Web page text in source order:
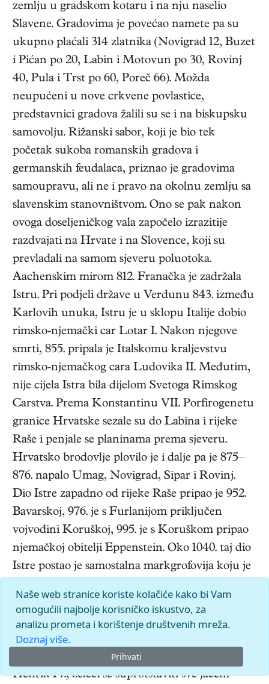
zemlju u gradskom kotaru i na nju naselio
Slavene. Gradovima je povećao namete pa su
ukupno plaćali 314 zlatnika (Novigrad 12, Buzet
i Pićan po 20, Labin i Motovun po 30, Rovinj
40, Pula i Trst po 60, Poreč 66). Možda
neupućeni u nove crkvene povlastice,
predstavnici gradova žalili su se i na biskupsku
samovolju. Rižanski sabor, koji je bio tek
početak sukoba romanskih gradova i
germanskih feudalaca, priznao je gradovima
samoupravu, ali ne i pravo na okolnu zemlju sa
slavenskim stanovništvom. Ono se pak nakon
ovoga doseljeničkog vala započelo izrazitije
razdvajati na Hrvate i na Slovence, koji su
prevladali na samom sjeveru poluotoka.
Aachenskim mirom 812. Franačka je zadržala
Istru. Pri podjeli države u Verdunu 843. između
Karlovih unuka, Istru je u sklopu Italije dobio
rimsko-njemački car Lotar I. Nakon njegove
smrti, 855. pripala je Italskomu kraljevstvu
rimsko-njemačkog cara Ludovika II. Međutim,
nije cijela Istra bila dijelom Svetoga Rimskog
Carstva. Prema Konstantinu VII. Porfirogenetu
granice Hrvatske sezale su do Labina i rijeke
Raše i penjale se planinama prema sjeveru.
Hrvatsko brodovlje plovilo je i dalje pa je 875–
876. napalo Umag, Novigrad, Sipar i Rovinj.
Dio Istre zapadno od rijeke Raše pripao je 952.
Bavarskoj, 976. je s Furlanijom priključen
vojvodini Koruškoj, 995. je s Koruškom pripao
njemačkoj obitelji Eppenstein. Oko 1040. taj dio
Istre postao je samostalna markgrofovija koju je
koruške vojvode, 1050. dao u feud Ulriku I. iz
kuće Weimar-Orlamünde. On je 1063.
markgrofoviji priključio istočnu Istru koja je sve
dotad bila dio Hrvatske. Rimsko-njemački car
Henrik IV., želeći se suprotstaviti sve jačem
Naše web stranice koriste kolačiće kako bi Vam
omogućili najbolje korisničko iskustvo, za
analizu prometa i korištenje društvenih mreža.
Doznaj više.
Prihvati